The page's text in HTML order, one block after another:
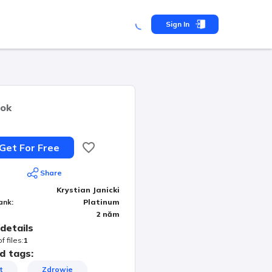
Sign In
For Free
Share
Krystian Janicki
:
Platinum
2 năm
files:1
tags:
Zdrowie